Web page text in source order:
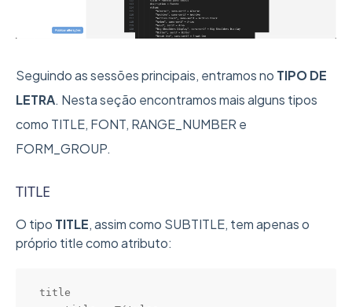
Seguindo as sessões principais, entramos no TIPO DE
LETRA. Nesta seção encontramos mais alguns tipos
como TITLE, FONT, RANGE_NUMBER e
FORM_GROUP.
TITLE
O tipo TITLE, assim como SUBTITLE, tem apenas o
próprio title como atributo:
title